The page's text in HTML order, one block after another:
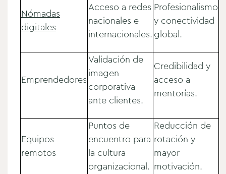
Nómadas
digitales
Acceso a redes
nacionales e
internacionales.
Profesionalismo
y conectividad
global.
Emprendedores
Validación de
imagen
corporativa
ante clientes.
Credibilidad y
acceso a
mentorías.
Equipos
remotos
Puntos de
encuentro para
la cultura
organizacional.
Reducción de
rotación y
mayor
motivación.